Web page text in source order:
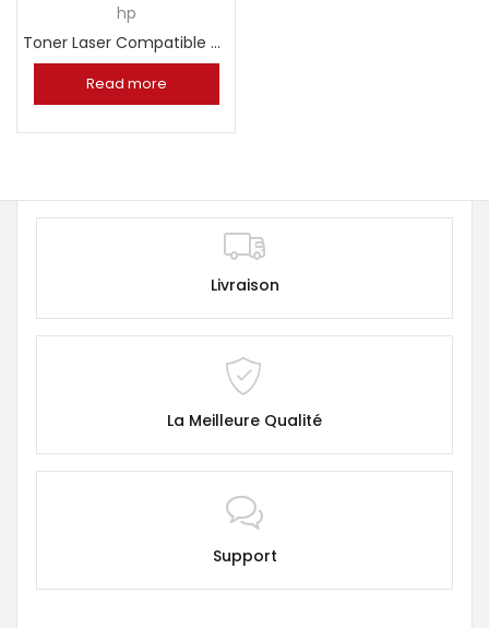
hp
Toner Laser Compatible HP 05A CE505A
Read more
Livraison
La Meilleure Qualité
Support